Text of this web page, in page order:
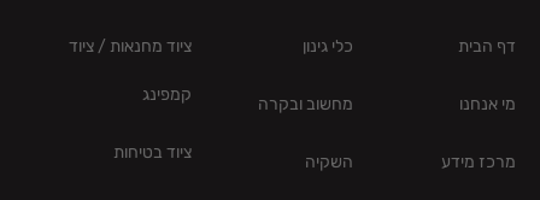
דף הבית
מי אנחנו
מרכז מידע
כלי גינון
מחשוב ובקרה
השקיה
ציוד מחנאות / ציוד
קמפינג
ציוד בטיחות